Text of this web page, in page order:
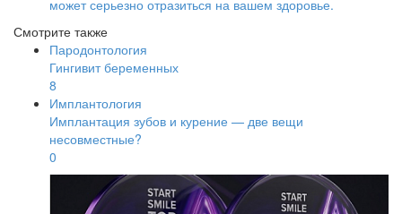
может серьезно отразиться на вашем здоровье.
Смотрите также
Пародонтология
Гингивит беременных
8
Имплантология
Имплантация зубов и курение — две вещи
несовместные?
0